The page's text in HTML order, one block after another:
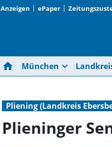
Anzeigen ePaper
home München expand_more
Pliening (Landkreis
Plieninger